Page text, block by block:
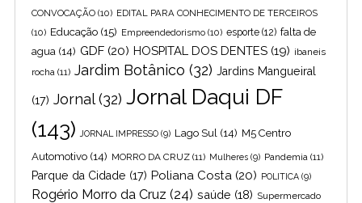
CONVOCAÇÃO (10) EDITAL PARA CONHECIMENTO DE TERCEIROS
(10) Educação (15) Empreendedorismo (10) esporte (12) falta de
agua (14) GDF (20) HOSPITAL DOS DENTES (19) ibaneis
rocha (11) Jardim Botânico (32) Jardins Mangueiral
(17) Jornal(32) Jornal Daqui DF
(143)
JORNAL IMPRESSO (9) Lago Sul (14) M5 Centro
Automotivo (14) MORRO DA CRUZ (11) Mulheres (9) Pandemia (11)
Parque da Cidade (17) Poliana Costa (20) POLITICA (9)
Rogério Morro da Cruz (24) saúde (18) Supermercado